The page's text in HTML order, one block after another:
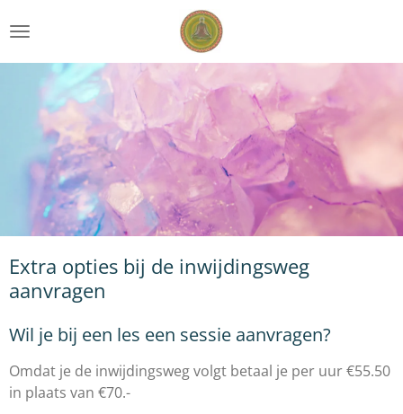
direct
naar
hoofdinhoud
Extra opties bij de inwijdingsweg
aanvragen
Wil je bij een les een sessie aanvragen?
Omdat je de inwijdingsweg volgt betaal je per uur €55.50
in plaats van €70.-